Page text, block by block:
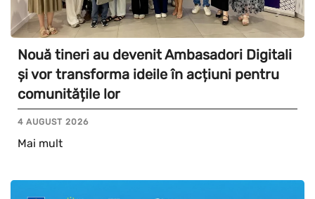
Nouă tineri au devenit Ambasadori Digitali
și vor transforma ideile în acțiuni pentru
comunitățile lor
4 AUGUST 2026
Mai mult